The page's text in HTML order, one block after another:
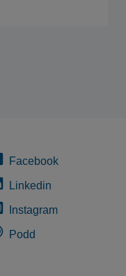
Facebook
Linkedin
Instagram
Podd